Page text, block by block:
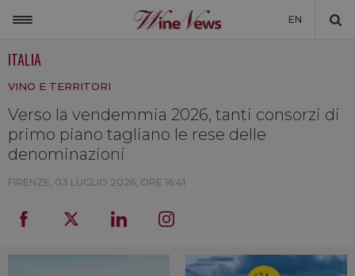
EN
NON SOLO VINO
LA CANTINA DI WINENEWS
DICONO DI NOI
ITALIA
VINO E TERRITORI
Verso la vendemmia 2026, tanti consorzi di
primo piano tagliano le rese delle
denominazioni
FIRENZE, 03 LUGLIO 2026, ORE 16:41